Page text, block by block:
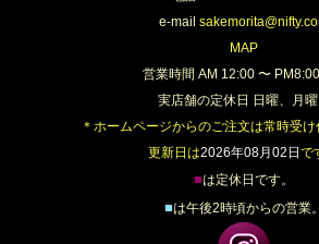
e-mail
MAP
営業時間 AM 12:00 〜
実店舗の定休日 日曜、月曜
＊ホームページからのご注文は常時受け
更新日は2026年08月02日 で
■は定休日です。
■は午後2時頃からの営業。